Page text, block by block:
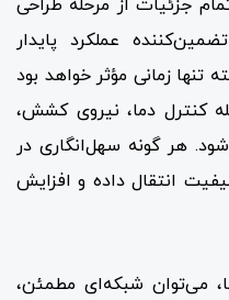
جزئیات از مرحله طراحی
عملکرد پایدار
زمانی مؤثر خواهد بود
کنترل دما، نیروی کشش،
هر گونه سهل‌انگاری در
انتقال داده و افزایش
می‌توان شبکه‌ای مطمئن،